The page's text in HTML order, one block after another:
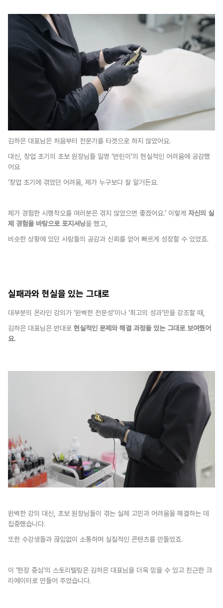
김하은 대표님은 처음부터 전문가를 타겟으로 하지 않았어요.
대신, 창업 초기의 초보 원장님들 일명 ‘반린이’의 현실적인 어려움에 공감했
어요
‘창업 초기에 겪었던 어려움, 제가 누구보다 잘 알거든요.
제가 경험한 시행착오를 여러분은 겪지 않았으면 좋겠어요.’ 이렇게 자신의 실
제 경험을 바탕으로 포지셔닝을 했고,
비슷한 상황에 있던 사람들의 공감과 신뢰를 얻어 빠르게 성장할 수 있었죠.
실패과와 현실을 있는 그대로
대부분의 온라인 강의가 ‘완벽한 전문성’이나 ‘최고의 성과’만을 강조할 때,
김하은 대표님은 반대로 현실적인 문제와 해결 과정을 있는 그대로 보여줬어
요.
완벽한 강의 대신, 초보 원장님들이 겪는 실제 고민과 어려움을 해결하는 데
집중했습니다.
또한 수강생들과 끊임없이 소통하며 실질적인 콘텐츠를 만들었죠.
이 ‘현장 중심’의 스토리텔링은 김하은 대표님을 더욱 믿을 수 있고 친근한 크
리에이터로 만들어 주었습니다.